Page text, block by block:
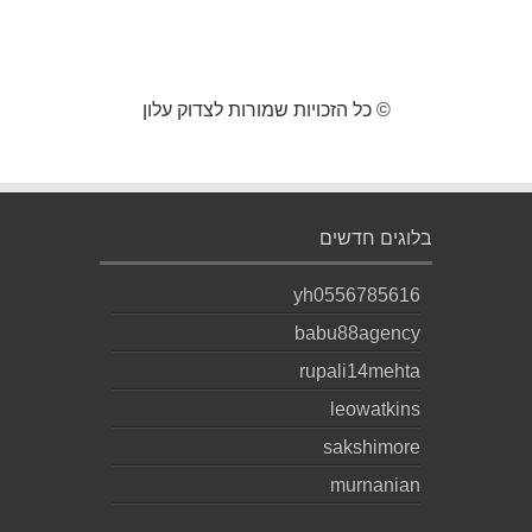
© כל הזכויות שמורות לצדוק עלון
בלוגים חדשים
yh0556785616
babu88agency
rupali14mehta
leowatkins
sakshimore
murnanian